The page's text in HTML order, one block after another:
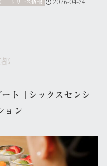
ト「シックスセンシ
ョン